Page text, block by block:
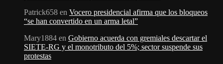
Patrick658 en Vocero presidencial afirma que los bloqueos
“se han convertido en un arma letal”
Mary1884 en Gobierno acuerda con gremiales descartar el
SIETE-RG y el monotributo del 5%; sector suspende sus
protestas